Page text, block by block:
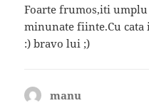
Foarte frumos,iti
minunate fiinte.Cu
:) bravo lui ;)
manu